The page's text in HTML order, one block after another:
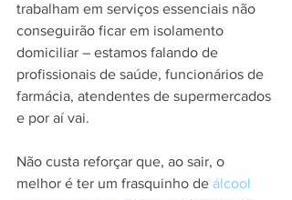
trabalham em serviços essenciais não
conseguirão ficar em isolamento
domiciliar – estamos falando de
profissionais de saúde, funcionários de
farmácia, atendentes de supermercados
e por aí vai.
Não custa reforçar que, ao sair, o
melhor é ter um frasquinho de álcool